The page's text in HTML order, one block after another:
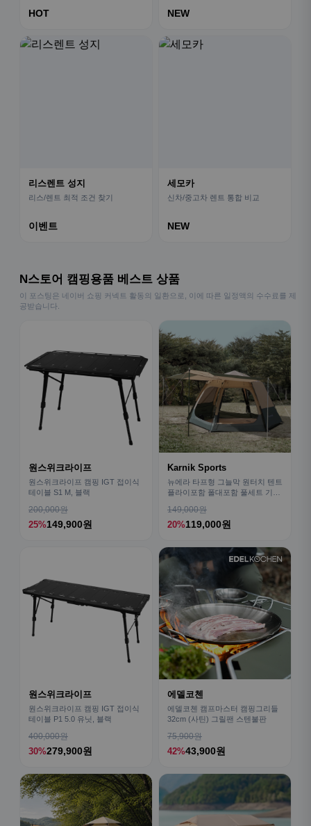
HOT NEW
리스렌트 성지
리스/렌트 최적 조건 찾기
이벤트
세모카
신차/중고차 렌트 통합 비교
NEW
N스토어 캠핑용품 베스트 상품
이 포스팅은 네이버 쇼핑 커넥트 활동의 일환으로, 이에 따른 일정액의 수수료를 제
공받습니다.
원스위크라이프
원스위크라이프 캠핑 IGT 접이식
테이블 S1 M, 블랙
200,000원
25%149,900원
Karnik Sports
뉴에라 타프형 그늘막 원터치 텐트
플라이포함 폴대포함 풀세트 기본
149,000원
20%119,000원
원스위크라이프
원스위크라이프 캠핑 IGT 접이식
테이블 P1 5.0 유닛, 블랙
400,000원
30%279,900원
에델코첸
에델코첸 캠프마스터 캠핑그리들
32cm (사틴) 그릴팬 스텐불판
75,900원
42%43,900원